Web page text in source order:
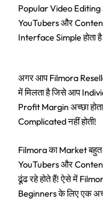
Popular Video Editing
YouTubers और
Interface Simple होता
अगर आप Filmora
में मिलता है जिसे आप
Profit Margin अच्छा
Complicated नहीं होती!
Filmora का Market बहुत
YouTubers और
ढूंढ रहे होते हैं! ऐसे में
Beginners के लिए एक